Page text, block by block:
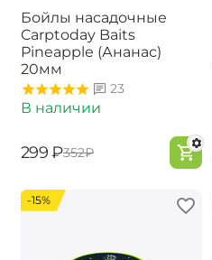
Бойлы насадочные
Carptoday Baits
Pineapple (Ананас)
20мм
23
В наличии
‍299‍ ₽‍352‍₽
-15%